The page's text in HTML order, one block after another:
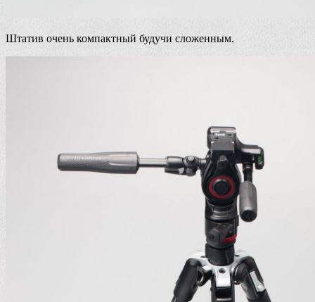
Штатив очень компактный будучи сложенным.